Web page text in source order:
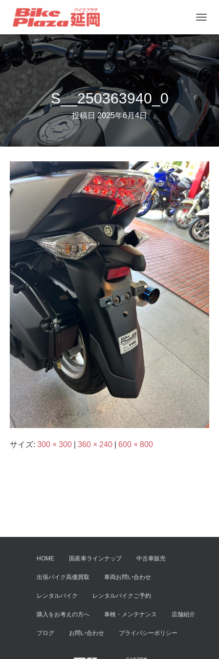
ビ
ー
シ
ョ
ン
を
り
え
S__250363940_0
投稿日2025年6月4日
サイズ: 300 × 300 360 × 240 600 × 800
HOME 国産車ラインナップ 中古車販売
出張バイク高価買取 車両お問い合わせ
レンタルバイク レンタルバイクご予約
購入をお考えの方へ 車検・メンテナンス 店舗紹介
ブログ お問い合わせ プライバシーポリシー